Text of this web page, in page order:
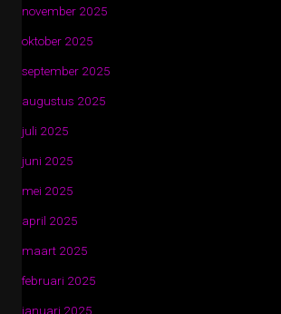
november 2025
oktober 2025
september 2025
augustus 2025
juli 2025
juni 2025
mei 2025
april 2025
maart 2025
februari 2025
januari 2025